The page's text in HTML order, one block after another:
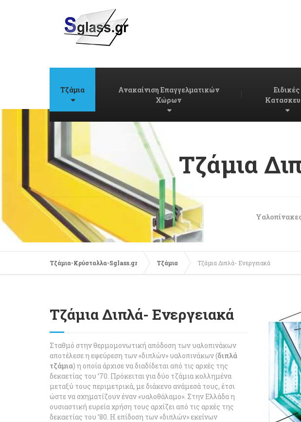
Τζάμια
Ανακαίνιση Επαγγελματικών
Χώρων
Ειδικές
Τζάμια
Τζάμια-Κρύσταλλα-Sglass.gr Τζάμια Τζάμια Διπλά- Ενεργειακά
Τζάμια Διπλά- Ενεργειακά
Σταθμό στην θερμομονωτική απόδοση των υαλοπινάκων
αποτέλεσε η εφεύρεση των «διπλών» υαλοπινάκων (διπλά
τζάμια) η οποία άρχισε να διαδίδεται από τις αρχές της
δεκαετίας του ’70. Πρόκειται για δύο τζάμια κολλημένα
μεταξύ τους περιμετρικά, με διάκενο ανάμεσά τους, έτσι
ώστε να σχηματίζουν έναν «υαλοθάλαμο». Στην Ελλάδα η
ουσιαστική ευρεία χρήση τους αρχίζει από τις αρχές της
δεκαετίας του ’80. Η επίδοση των «διπλών» εκείνων